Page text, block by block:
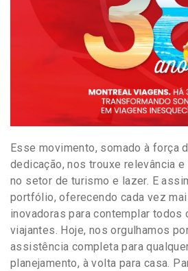
Esse movimento, somado à força
dedicação, nos trouxe relevância
no setor de turismo e lazer. E
portfólio, oferecendo cada vez
inovadoras para contemplar todos
viajantes. Hoje, nos orgulhamos
assistência completa para
planejamento, à volta para casa.